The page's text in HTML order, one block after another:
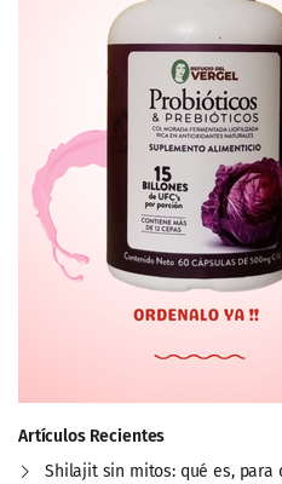
Artículos Recientes
Shilajit sin mitos: qué es, para